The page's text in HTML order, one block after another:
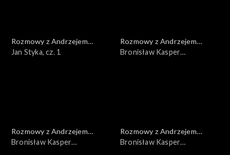
Rozmowy z Andrzejem
Doboszem
Jan Styka, cz. 1
Rozmowy z Andrzejem
Doboszem
Bronisław Kasper
Rozmowy z Andrzejem
Doboszem
Bronisław Kasper
Rozmowy z Andrzejem
Doboszem
Bronisław Kasper